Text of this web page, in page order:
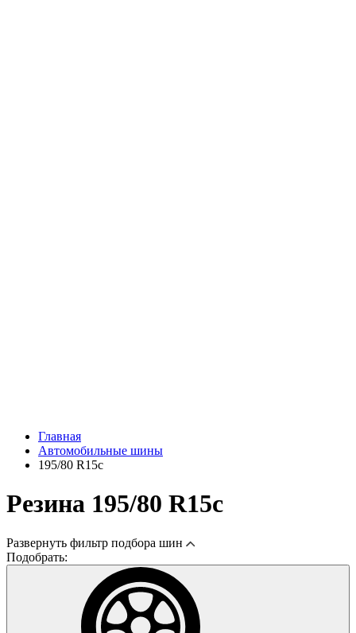
Главная
Автомобильные шины
195/80 R15c
Резина 195/80 R15c
Развернуть фильтр подбора шин
Подобрать: